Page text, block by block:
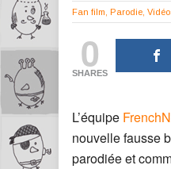
Fan film Parodie
0
SHARES
L’équipe
nouvelle fausse
parodiée et